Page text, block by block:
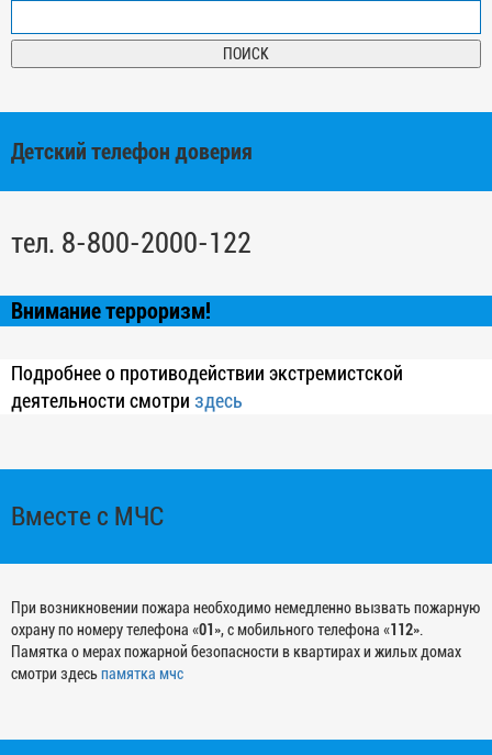
Детский телефон доверия
тел. 8-800-2000-122
Внимание терроризм!
Подробнее о противодействии экстремистской
деятельности смотри здесь
Вместе с МЧС
При возникновении пожара необходимо немедленно вызвать пожарную
охрану по номеру телефона «01 », с мобильного телефона «112».
Памятка о мерах пожарной безопасности в квартирах и жилых домах
смотри здесьпамятка мчс